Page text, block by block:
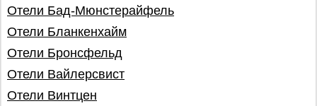
Отели Бад-Мюнстерайфель
Отели Бланкенхайм
Отели Бронсфельд
Отели Вайлерсвист
Отели Винтцен